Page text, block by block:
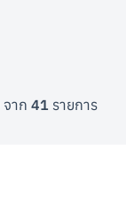
จาก 41 รายการ